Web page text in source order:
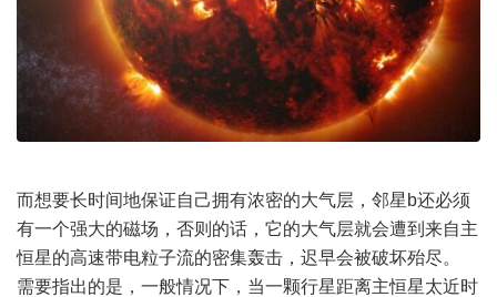
而想要长时间地保证自己拥有浓密的大气层，邻星b还必须
有一个强大的磁场，否则的话，它的大气层就会遭到来自主
恒星的高速带电粒子流的密集轰击，迟早会被破坏殆尽。
需要指出的是，一般情况下，当一颗行星距离主恒星太近时